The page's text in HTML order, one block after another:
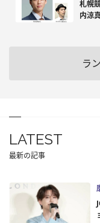
札幌
内涼
ラ
LATEST
最新の記事